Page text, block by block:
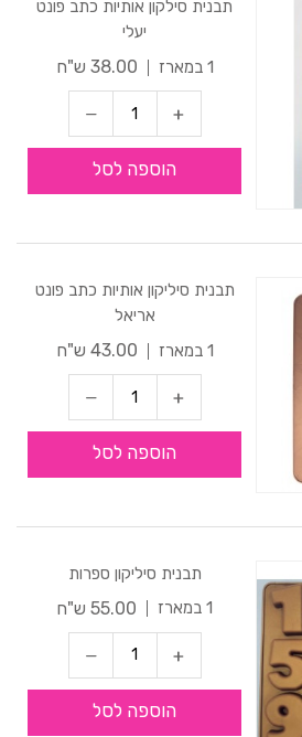
תבנית סילקון אותיות כתב פונט
יעלי
1 במארז
38.00 ש"ח
הוספה לסל
תבנית סיליקון אותיות כתב פונט
אריאל
1 במארז
43.00 ש"ח
הוספה לסל
תבנית סיליקון ספרות
1 במארז
55.00 ש"ח
הוספה לסל